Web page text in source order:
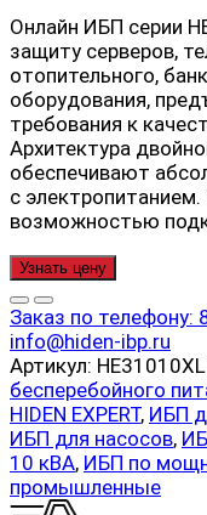
Онлайн ИБП серии
защиту серверов,
отопительного,
оборудования,
требования к
Архитектура
обеспечивают
с
возможностью
Узнать цену
Заказ по телефону:
info@hiden-ibp.ru
Артикул: HE31010XL
бесперебойного
HIDEN EXPERT, ИБП
ИБП для насосов,
10 кВА, ИБП по
промышленные